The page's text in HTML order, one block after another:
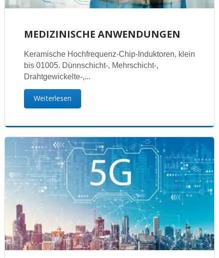
MEDIZINISCHE ANWENDUNGEN
Keramische Hochfrequenz-Chip-Induktoren, klein
bis 01005. Dünnschicht-, Mehrschicht-,
Drahtgewickelte-,...
Weiterlesen